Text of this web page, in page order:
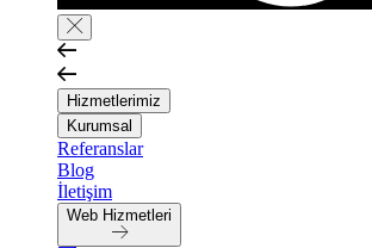
Hizmetlerimiz
Kurumsal
Referanslar
Blog
İletişim
Web Hizmetleri